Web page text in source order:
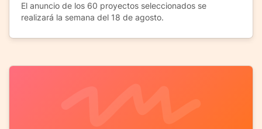
El anuncio de los 60 proyectos seleccionados se
realizará la semana del 18 de agosto.